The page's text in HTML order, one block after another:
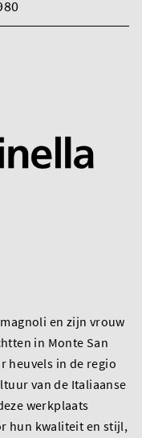
en zijn vrouw
in Monte San
heuvels in de regio
van de Italiaanse
werkplaats
hun kwaliteit en stijl,